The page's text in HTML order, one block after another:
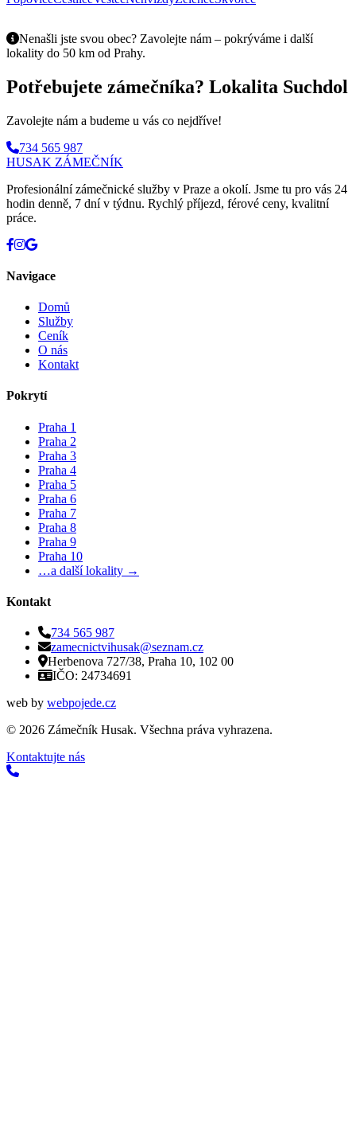
Nenašli jste svou obec? Zavolejte nám – pokrýváme i další
lokality do 50 km od Prahy.
Potřebujete zámečníka? Lokalita Suchdol
Zavolejte nám a budeme u vás co nejdříve!
734 565 987
HUSAK ZÁMEČNÍK
Profesionální zámečnické služby v Praze a okolí. Jsme tu pro vás 24
hodin denně, 7 dní v týdnu. Rychlý příjezd, férové ceny, kvalitní
práce.
Navigace
Domů
Služby
Ceník
O nás
Kontakt
Pokrytí
Praha 1
Praha 2
Praha 3
Praha 4
Praha 5
Praha 6
Praha 7
Praha 8
Praha 9
Praha 10
…a další lokality →
Kontakt
734 565 987
zamecnictvihusak@seznam.cz
Herbenova 727/38, Praha 10, 102 00
IČO: 24734691
web by webpojede.cz
© 2026 Zámečník Husak. Všechna práva vyhrazena.
Kontaktujte nás